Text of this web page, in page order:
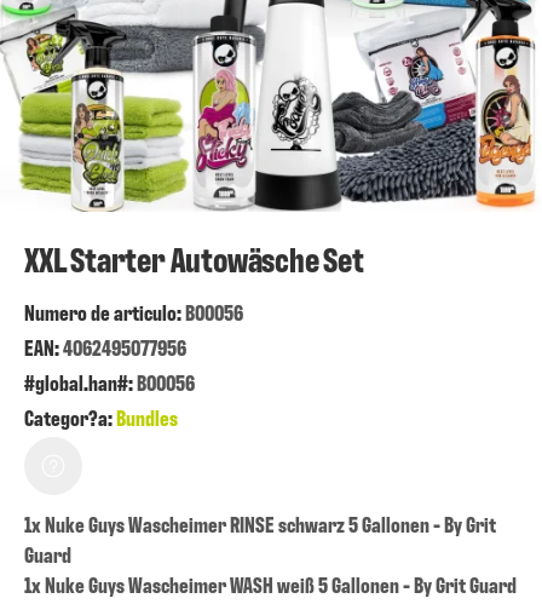
XXL Starter Autowäsche Set
Numero de articulo:B00056
EAN:4062495077956
#global.han#:B00056
Categor?a:Bundles
1x Nuke Guys Wascheimer RINSE schwarz 5 Gallonen - By Grit
Guard
1x Nuke Guys Wascheimer WASH weiß 5 Gallonen - By Grit Guard